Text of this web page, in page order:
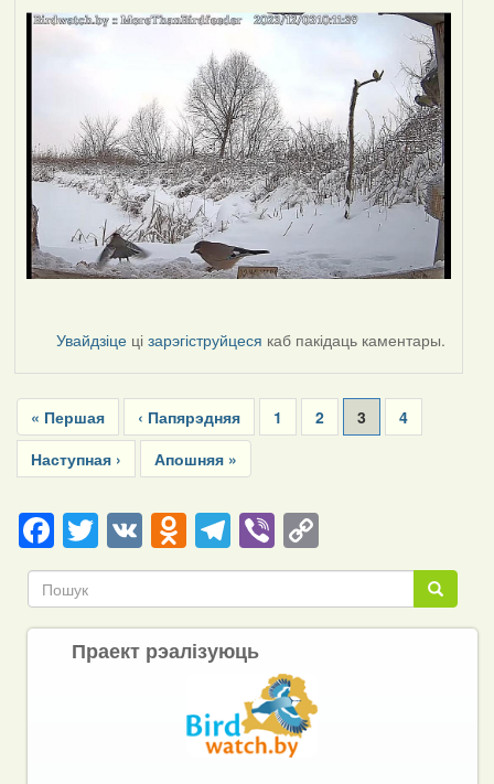
Увайдзіце цізарэгіструйцеся каб пакідаць каментары.
Pagination
First
page
« Першая
Previous
page
‹ Папярэдняя Page
1 Page
2
Current
page
3 Page
4
Next
page
Наступная ›
Last
page
Апошняя »
Facebook
Twitter
VKOdnoklassniki
Telegram
ViberCopy
Link Пошук
Пошук
Праект рэалізуюць